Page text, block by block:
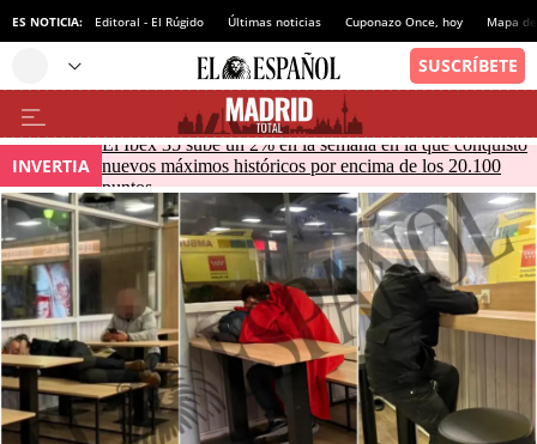
ES NOTICIA: Editoral - El Rúgido Últimas noticias Cuponazo Once, hoy Mapa
INVERTIA
El Ibex 35 sube un 2% en la semana en la que conquistó
nuevos máximos históricos por encima de los 20.100
puntos